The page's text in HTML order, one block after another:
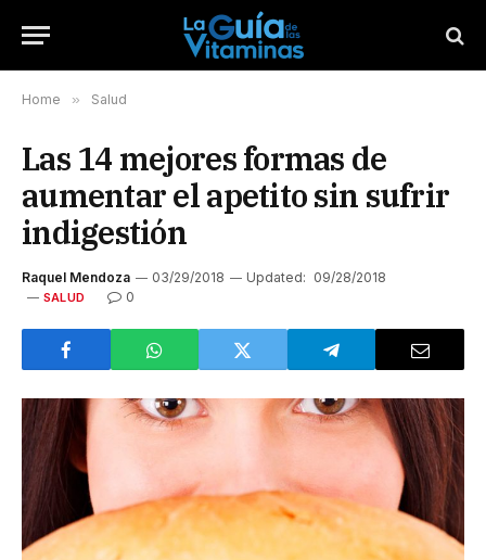
Home » Salud
Las 14 mejores formas de
aumentar el apetito sin sufrir
indigestión
Raquel Mendoza 03/29/2018 Updated: 09/28/2018
SALUD 0